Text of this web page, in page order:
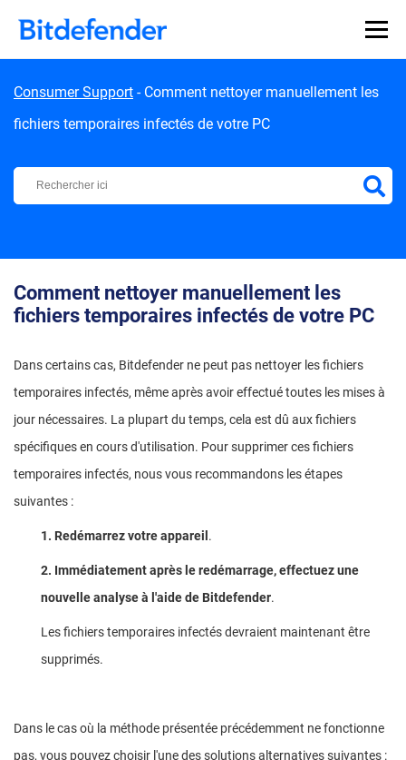
Consumer Support - Comment nettoyer manuellement les
fichiers temporaires infectés de votre PC
Centre d'Assistance Bitdefender
Comment nettoyer manuellement les
fichiers temporaires infectés de votre PC
Dans certains cas, Bitdefender ne peut pas nettoyer les fichiers
temporaires infectés, même après avoir effectué toutes les mises à
jour nécessaires. La plupart du temps, cela est dû aux fichiers
spécifiques en cours d'utilisation. Pour supprimer ces fichiers
temporaires infectés, nous vous recommandons les étapes
suivantes :
1. Redémarrez votre appareil .
2. Immédiatement après le redémarrage, effectuez une
nouvelle analyse à l'aide de Bitdefender.
Les fichiers temporaires infectés devraient maintenant être
supprimés.
Dans le cas où la méthode présentée précédemment ne fonctionne
pas, vous pouvez choisir l'une des solutions alternatives suivantes :